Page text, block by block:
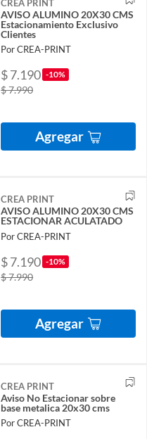
CREA PRINT
AVISO ALUMINO 20X30 CMS
Estacionamiento Exclusivo
Clientes
Por CREA-PRINT
$ 7.190 -10%
$ 7.990
Agregar
CREA PRINT
AVISO ALUMINO 20X30 CMS
ESTACIONAR ACULATADO
Por CREA-PRINT
$ 7.190 -10%
$ 7.990
Agregar
CREA PRINT
Aviso No Estacionar sobre
base metalica 20x30 cms
Por CREA-PRINT